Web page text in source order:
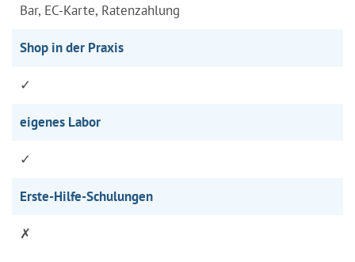
Bar, EC-Karte, Ratenzahlung
Shop in der Praxis
✓
eigenes Labor
✓
Erste-Hilfe-Schulungen
✗